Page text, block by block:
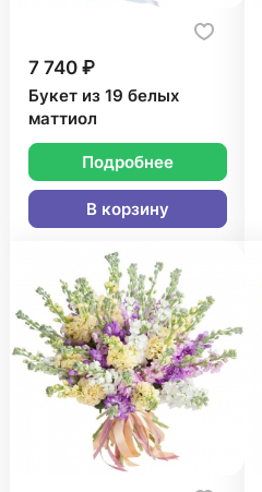
7 740 ₽
Букет из 19 белых
маттиол
Подробнее
В корзину